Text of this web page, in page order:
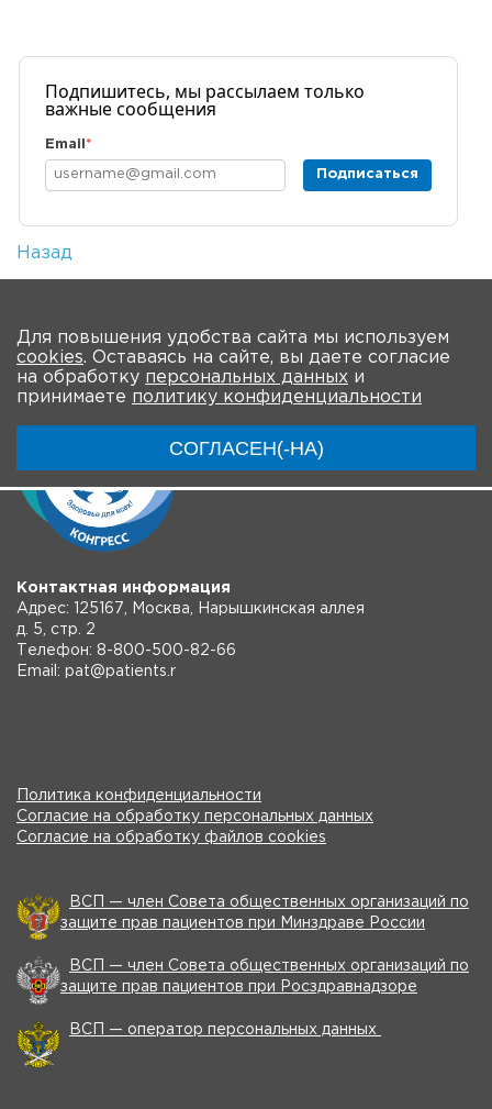
Подпишитесь, мы рассылаем только
важные сообщения
Email *
Подписаться
Назад
Для повышения удобства сайта мы используем
cookies. Оставаясь на сайте, вы даете согласие
на обработку персональных данных и
принимаете политику конфиденциальности
СОГЛАСЕН(-НА)
Контактная информация
Адрес: 125167, Москва, Нарышкинская аллея
д. 5, стр. 2
Телефон: 8-800-500-82-66
Email: pat@patients.r
Политика конфиденциальности
Согласие на обработку персональных данных
Согласие на обработку файлов cookies
ВСП — член Совета общественных организаций по
защите прав пациентов при Минздраве России
ВСП — член Совета общественных организаций по
защите прав пациентов при Росздравнадзоре
ВСП — оператор персональных данных